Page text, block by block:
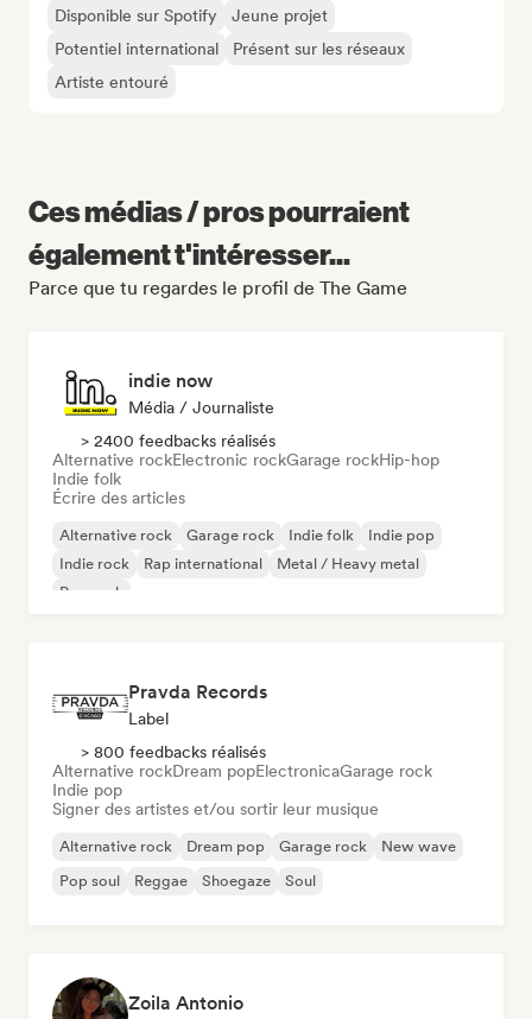
Disponible sur Spotify
Jeune projet
Potentiel international
Présent sur les réseaux
Artiste entouré
Ces médias / pros pourraient
également t'intéresser...
Parce que tu regardes le profil de The Game
indie now
Média / Journaliste
> 2400 feedbacks réalisés
Alternative rockElectronic rockGarage rockHip-hop
Indie folk
Écrire des articles
Alternative rock Garage rock Indie folk
Indie pop
Indie rock
Rap international
Metal / Heavy metal
Pop rock
Pravda Records
Label
> 800 feedbacks réalisés
Alternative rockDream popElectronicaGarage rock
Indie pop
Signer des artistes et/ou sortir leur musique
Alternative rock Dream pop Garage rock
New wave
Pop soul
Reggae Shoegaze Soul
Zoila Antonio